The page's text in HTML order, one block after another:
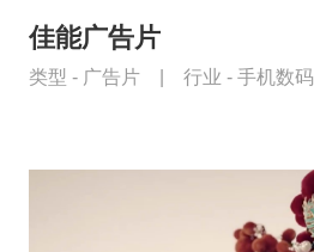
佳能广告片
类型 - 广告片 行业 - 手机数码